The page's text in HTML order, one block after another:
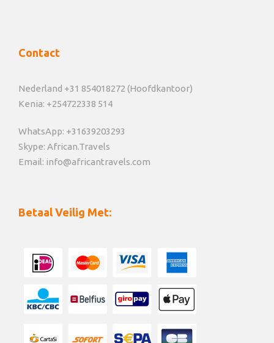
Contact
Nederland +31 854018272 (Hoofdkantoor)
Kenia: +254722338 514
WhatsApp: +31639203293
Skype: African.Travels
Email: info@africantravels.com
Betaal Veilig Met: